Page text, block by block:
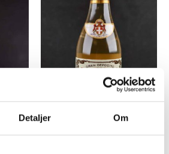
Detaljer Om
AGRODOLCE BIANCO
MODENA GIUSTI